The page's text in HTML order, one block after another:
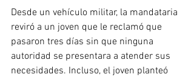
Desde un vehículo militar, la mandataria
reviró a un joven que le reclamó que
pasaron tres días sin que ninguna
autoridad se presentara a atender sus
necesidades. Incluso, el joven planteó